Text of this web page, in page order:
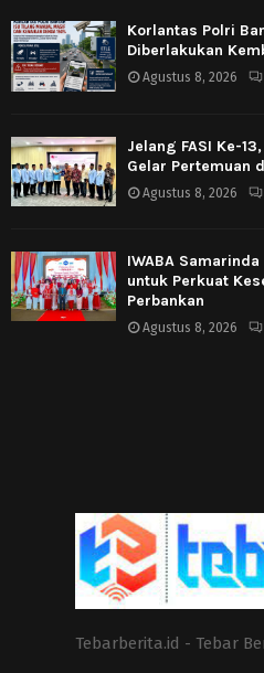
Korlantas Polri
Diberlakukan
Agustus 8, 2026
Jelang FASI Ke-
Gelar Pertemuan
Agustus 8, 2026
IWABA
untuk Perkuat
Perbankan
Agustus 8, 2026
Tebarberita.id - Tebar